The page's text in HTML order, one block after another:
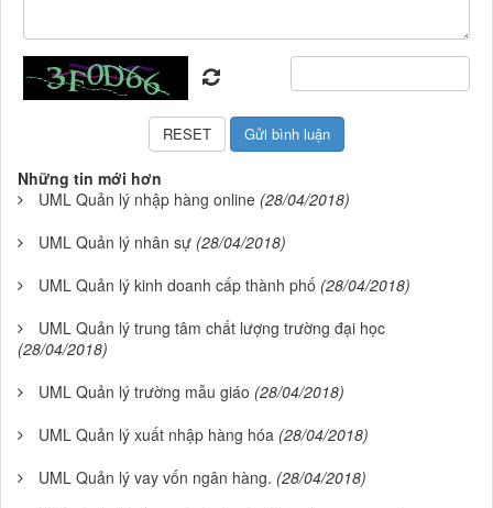
Những tin mới hơn
UML Quản lý nhập hàng online (28/04/2018)
UML Quản lý nhân sự (28/04/2018)
UML Quản lý kinh doanh cấp thành phố (28/04/2018)
UML Quản lý trung tâm chất lượng trường đại học
(28/04/2018)
UML Quản lý trường mẫu giáo (28/04/2018)
UML Quản lý xuất nhập hàng hóa (28/04/2018)
UML Quản lý vay vốn ngân hàng. (28/04/2018)